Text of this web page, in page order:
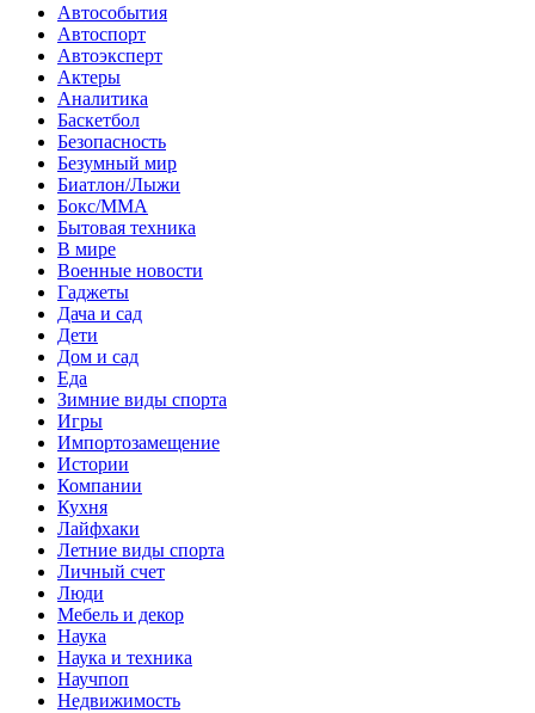
Автособытия
Автоспорт
Автоэксперт
Актеры
Аналитика
Баскетбол
Безопасность
Безумный мир
Биатлон/Лыжи
Бокс/MMA
Бытовая техника
В мире
Военные новости
Гаджеты
Дача и сад
Дети
Дом и сад
Еда
Зимние виды спорта
Игры
Импортозамещение
Истории
Компании
Кухня
Лайфхаки
Летние виды спорта
Личный счет
Люди
Мебель и декор
Наука
Наука и техника
Научпоп
Недвижимость